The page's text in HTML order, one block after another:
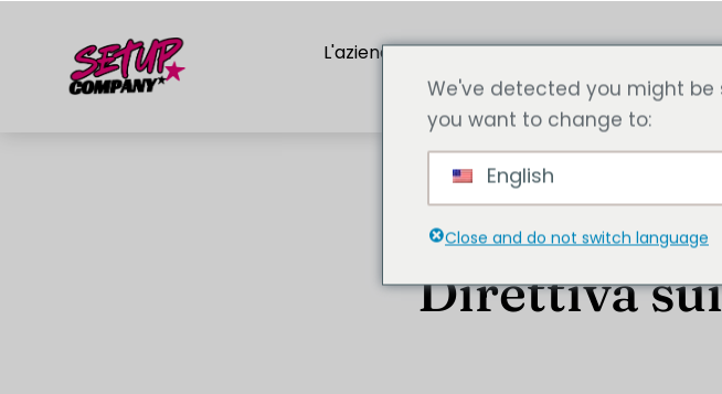
L'azienda Servizi Articolo Calcola
Direttiva
We've detected you might
you want to change to:
English
Close and do not switch language